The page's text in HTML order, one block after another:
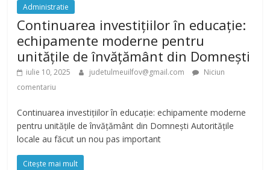
Administratie
Continuarea investițiilor în educație:
echipamente moderne pentru
unitățile de învățământ din Domnești
iulie 10, 2025 judetulmeuilfov@gmail.com
Niciun
comentariu
Continuarea investițiilor în educație: echipamente moderne
pentru unitățile de învățământ din Domnești Autoritățile
locale au făcut un nou pas important
Citește mai mult